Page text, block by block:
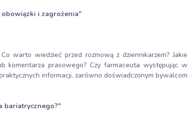
i zagrożenia"
warto wiedzieć przed rozmową z dziennikarzem? Jakie
komentarza prasowego? Czy farmaceuta występując w
informacji, zarówno doświadczonym bywalcom
bariatrycznego?"